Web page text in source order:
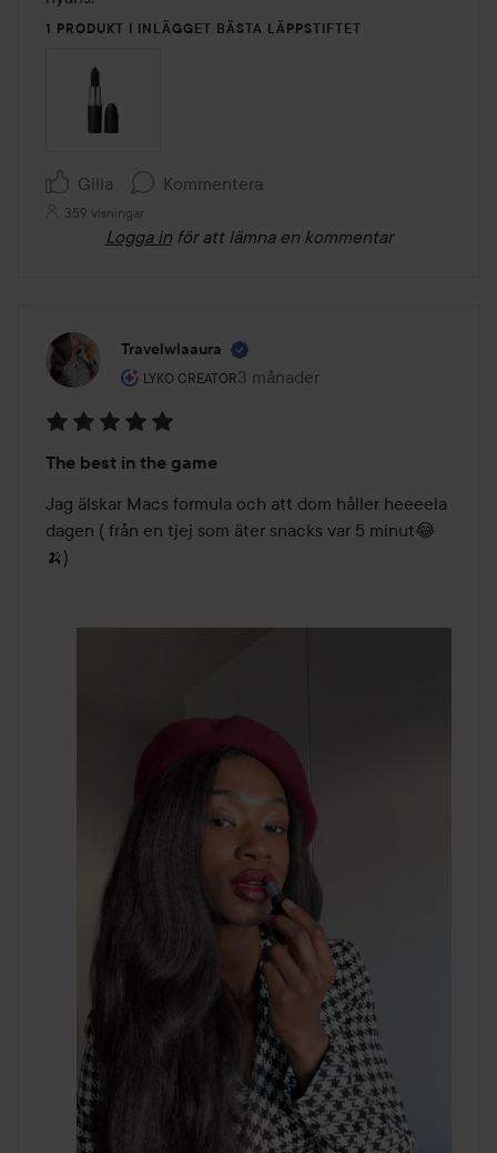
1 PRODUKT I INLÄGGET BÄSTA LÄPPSTIFTET
Gilla Kommentera
359 visningar
Logga in för att lämna en kommentar
Travelwlaaura
LYKO CREATOR
Användarens roll: Lyko Creator.
3 månader
Inlägget skapades 3 månader
5
av
5
The best in the game
Jag älskar Macs formula och att dom håller heeeela
dagen ( från en tjej som äter snacks var 5 minut😂